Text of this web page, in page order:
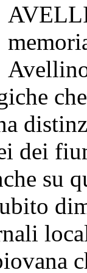
dei
su